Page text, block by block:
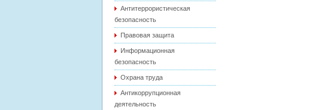
Антитеррористическая
безопасность
Правовая защита
Информационная
безопасность
Охрана труда
Антикоррупционная
деятельность